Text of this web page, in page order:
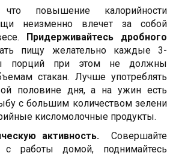
повышение калорийности
неизменно влечет за собой
Придерживайтесь дробного
пищу желательно каждые 3-
порций при этом не должны
стакан. Лучше употреблять
половине дня, а на ужин есть
с большим количеством зелени
кисломолочные продукты.
активность. Совершайте
с работы домой, поднимайтесь